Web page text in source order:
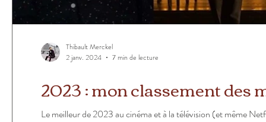
2023 : mon classement des
Le meilleur de 2023 au cinéma et à la télévision (et même
Thibault Merckel
2 janv. 2024
7 min de lecture